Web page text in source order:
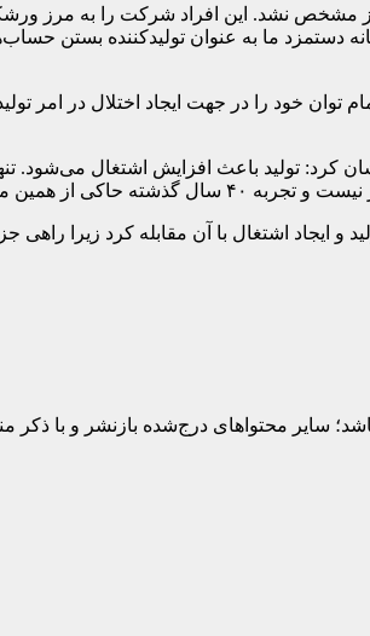
پولشویی انجام داده بودند که مقاصد آن نیز مشخص نشد. این افراد
دستمزد ما به‌ عنوان تولیدکننده بستن
خود را در جهت ایجاد اختلال در امر
کرد: تولید باعث افزایش اشتغال می‌شود.
همین موضوع است.